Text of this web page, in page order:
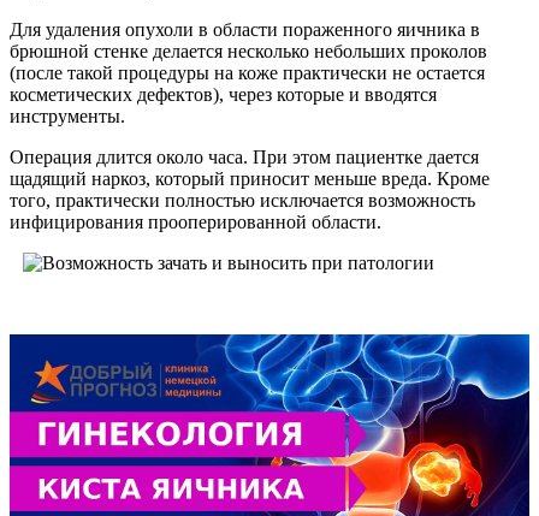
Для удаления опухоли в области пораженного яичника в
брюшной стенке делается несколько небольших проколов
(после такой процедуры на коже практически не остается
косметических дефектов), через которые и вводятся
инструменты.
Операция длится около часа. При этом пациентке дается
щадящий наркоз, который приносит меньше вреда. Кроме
того, практически полностью исключается возможность
инфицирования прооперированной области.